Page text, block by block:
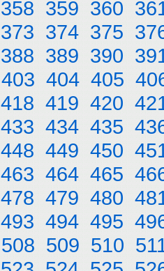
358 359 360
373 374 375
388 389 390
403 404 405
418 419 420
433 434 435
448 449 450
463 464 465
478 479 480
493 494 495
508 509 510